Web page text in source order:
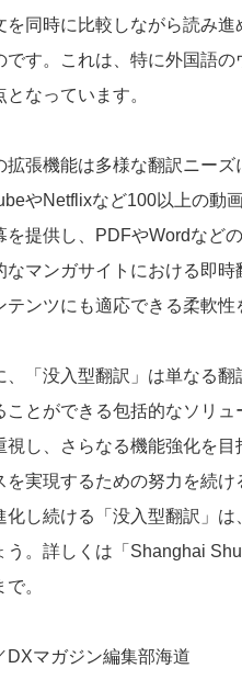
を同時に比較しながら読み
です。これは、特に外国語
となっています。
拡張機能は多様な翻訳ニー
やNetflixなど100以上の動
を提供し、PDFやWordなど
なマンガサイトにおける即
テンツにも適応できる柔軟性
、「没入型翻訳」は単なる
ことができる包括的なソリ
視し、さらなる機能強化を
を実現するための努力を続
化し続ける「没入型翻訳」
う。詳しくは「Shanghai
。
DXマガジン編集部海道